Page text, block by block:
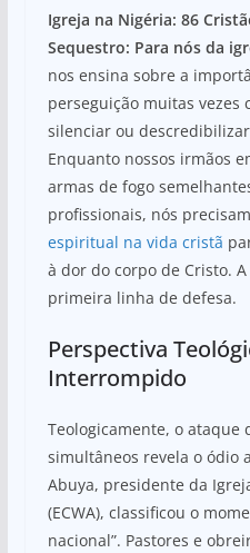
Igreja na Nigéria: 86
Sequestro: Para nós da
nos ensina sobre a
perseguição muitas vezes
silenciar ou
Enquanto nossos irmãos
armas de fogo
profissionais, nós
espiritual na vida cristã
à dor do corpo de Cristo.
primeira linha de defesa.
Perspectiva
Interrompido
Teologicamente, o ataque
simultâneos revela o ódio
Abuya, presidente da
(ECWA), classificou o
nacional”. Pastores e